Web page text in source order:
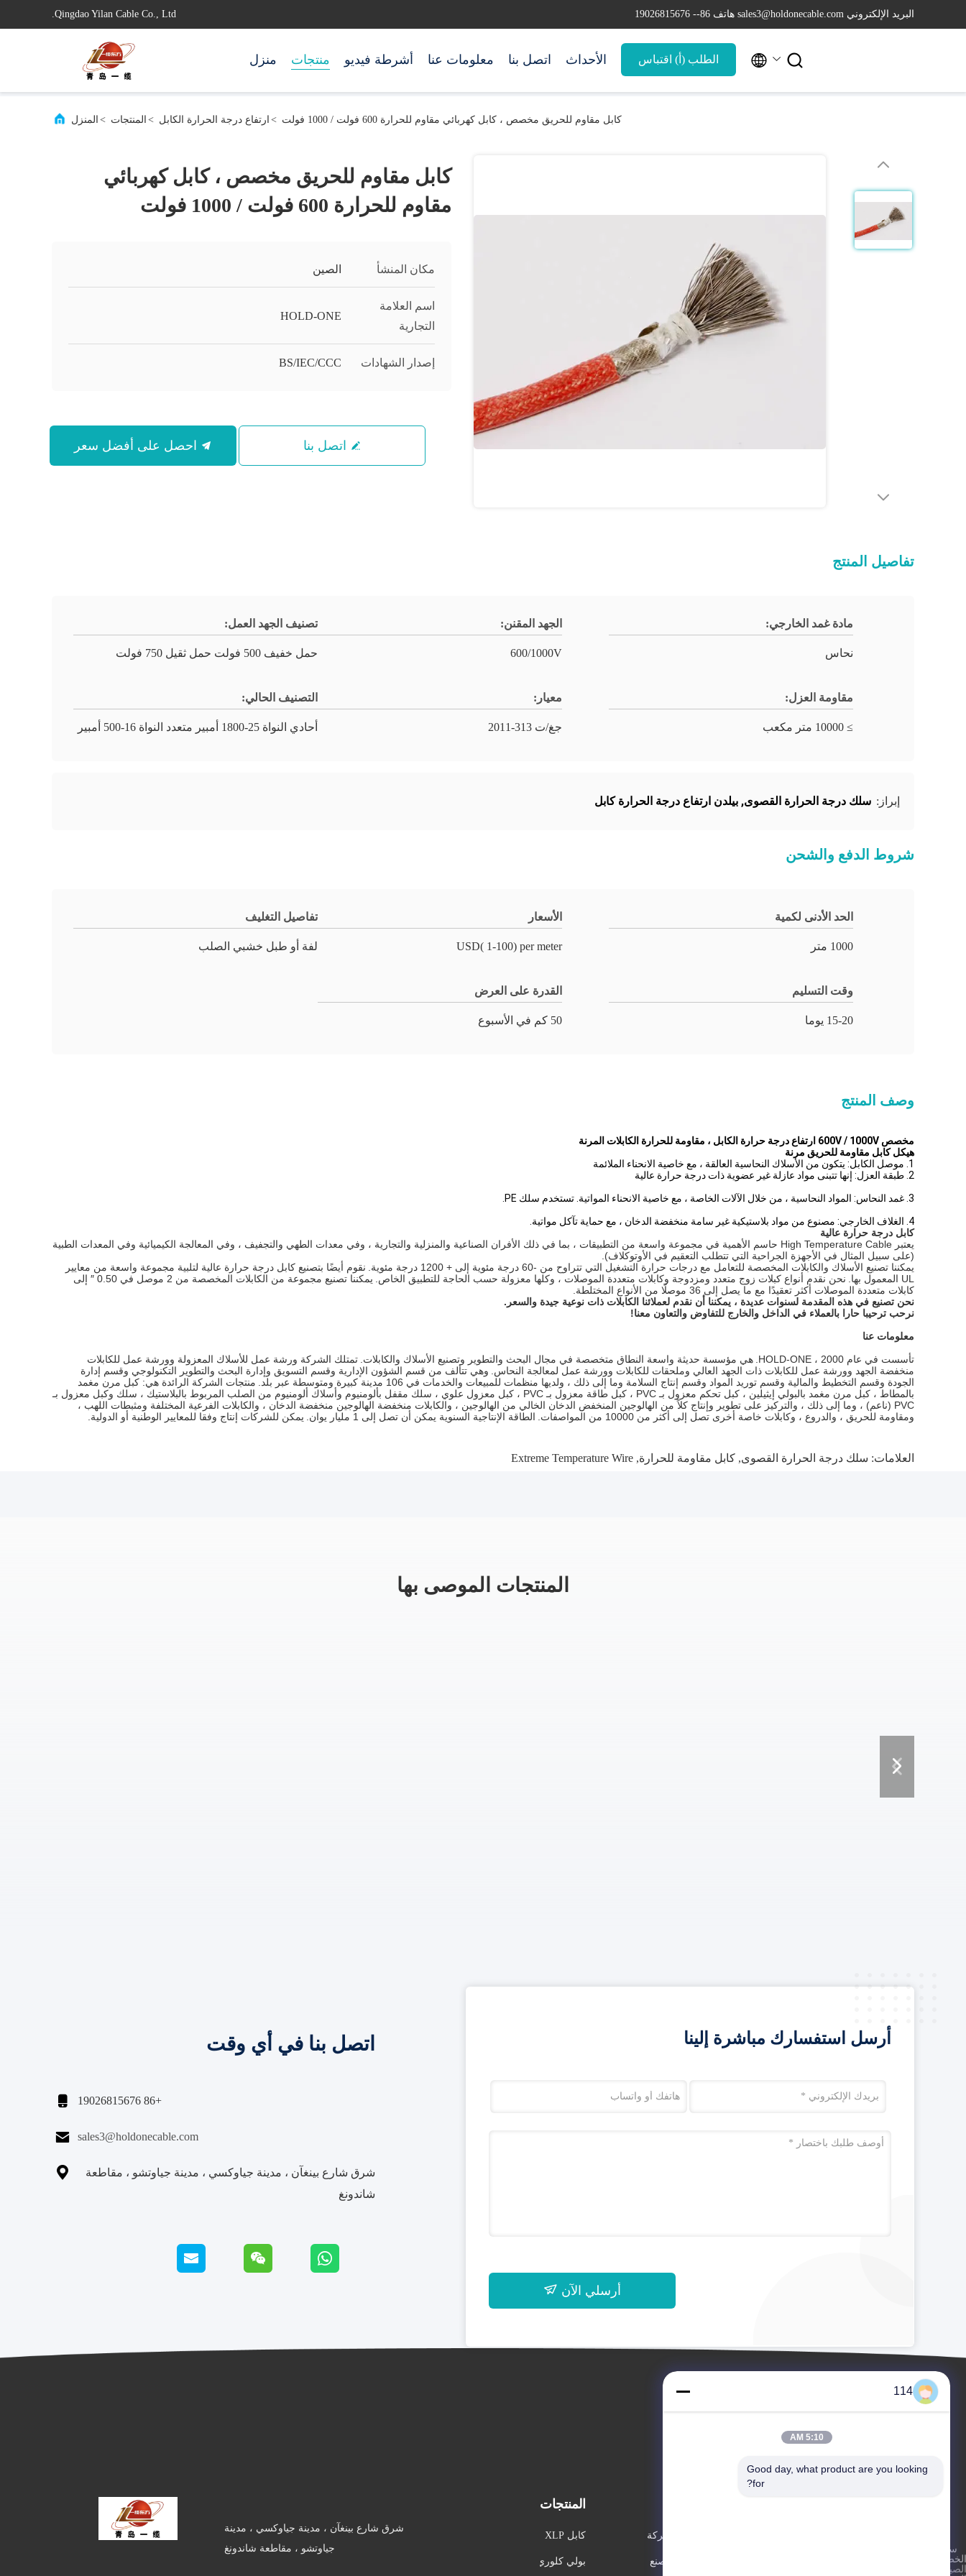
Qingdao Yilan Cable Co., Ltd. البريد الإلكتروني sales3@holdonecable.com هاتف 86-- 19026815676
منزل منتجات أشرطة فيديو معلومات عنا اتصل بنا الأحداث الطلب (أ) اقتباس  
المنزل > المنتجات > ارتفاع درجة الحرارة الكابل > كابل مقاوم للحريق مخصص ، كابل كهربائي مقاوم للحرارة 600 فولت / 1000 فولت
كابل مقاوم للحريق مخصص ، كابل كهربائي
مقاوم للحرارة 600 فولت / 1000 فولت
مكان المنشأ الصين
اسم العلامة
التجارية
HOLD-ONE
إصدار الشهادات BS/IEC/CCC
اتصل بنا
تفاصيل المنتج
مادة غمد الخارجي:
نحاس
الجهد المقنن:
600/1000V
تصنيف الجهد العمل:
حمل خفيف 500 فولت حمل ثقيل 750 فولت
مقاومة العزل:
≥ 10000 متر مكعب
معيار:
جغ/ت 313-2011
التصنيف الحالي:
أحادي النواة 25-1800 أمبير متعدد النواة 16-500 أمبير
إبراز: سلك درجة الحرارة القصوى, بيلدن ارتفاع درجة الحرارة كابل
شروط الدفع والشحن
الحد الأدنى لكمية
1000 متر
الأسعار
USD( 1-100) per meter
تفاصيل التغليف
لفة أو طبل خشبي الصلب
وقت التسليم
15-20 يوما
القدرة على العرض
50 كم في الأسبوع
وصف المنتج
مخصص 600V / 1000V ارتفاع درجة حرارة الكابل ، مقاومة للحرارة الكابلات المرنة
هيكل كابل مقاومة للحريق مرنة
1. موصل الكابل: يتكون من الأسلاك النحاسية العالقة ، مع خاصية الانحناء الملائمة
2. طبقة العزل: إنها تتبنى مواد عازلة غير عضوية ذات درجة حرارة عالية
3. غمد النحاس: المواد النحاسية ، من خلال الآلات الخاصة ، مع خاصية الانحناء المواتية. تستخدم سلك PE.
4. الغلاف الخارجي: مصنوع من مواد بلاستيكية غير سامة منخفضة الدخان ، مع حماية تآكل مواتية.
كابل درجة حرارة عالية
يعتبر High Temperature Cable حاسم الأهمية في مجموعة واسعة من التطبيقات ، بما في ذلك الأفران الصناعية والمنزلية والتجارية ، وفي معدات الطهي والتجفيف ، وفي المعالجة الكيميائية وفي المعدات الطبية
(على سبيل المثال في الأجهزة الجراحية التي تتطلب التعقيم في الأوتوكلاف).
يمكننا تصنيع الأسلاك والكابلات المخصصة للتعامل مع درجات حرارة التشغيل التي تتراوح من -60 درجة مئوية إلى + 1200 درجة مئوية.
نقوم أيضًا بتصنيع كابل درجة حرارة عالية لتلبية مجموعة واسعة من معايير
UL المعمول بها.
نحن نقدم أنواع كبلات زوج متعدد ومزدوجة وكابلات متعددة الموصلات ، وكلها معزولة حسب الحاجة للتطبيق الخاص.
يمكننا تصنيع مجموعة من الكابلات المخصصة من 2 موصل في 0.50 ″ إلى
كابلات متعددة الموصلات أكثر تعقيدًا مع ما يصل إلى 36 موصلًا من الأنواع المختلطة.
نحن تصنيع في هذه المقدمة لسنوات عديدة ، يمكننا أن نقدم لعملائنا الكابلات ذات نوعية جيدة والسعر.
نرحب ترحيبا حارا بالعملاء في الداخل والخارج للتفاوض والتعاون معنا!
معلومات عنا
تأسست في عام 2000 ، HOLD-ONE.
هي مؤسسة حديثة واسعة النطاق متخصصة في مجال البحث والتطوير وتصنيع الأسلاك والكابلات. تمتلك الشركة ورشة عمل للأسلاك المعزولة وورشة عمل للكابلات
منخفضة الجهد وورشة عمل للكابلات ذات الجهد العالي وملحقات للكابلات وورشة عمل لمعالجة النحاس. وهي تتألف من قسم الشؤون الإدارية وقسم التسويق وإدارة البحث والتطوير التكنولوجي وقسم إدارة
الجودة وقسم التخطيط والمالية وقسم توريد المواد وقسم إنتاج السلامة وما إلى ذلك ، ولديها منظمات للمبيعات والخدمات في 106 مدينة كبيرة ومتوسطة عبر بلد.
منتجات الشركة الرائدة هي: كبل مرن مغمد
بالمطاط ، كبل مرن مغمد بالبولي إيثيلين ، كبل تحكم معزول بـ PVC ، كبل طاقة معزول بـ PVC ، كبل معزول علوي ، سلك مقفل بألومنيوم وأسلاك ألومنيوم من الصلب المربوط بالبلاستيك ، سلك وكبل معزول بـ
PVC (ناعم) ، وما إلى ذلك ، والتركيز على تطوير وإنتاج كلاً من الهالوجين المنخفض الدخان الخالي من الهالوجين ، والكابلات منخفضة الهالوجين منخفضة الدخان ، والكابلات الفرعية المختلفة ومثبطات اللهب ،
ومقاومة للحريق ، والدروع ، وكابلات خاصة أخرى تصل إلى أكثر من 10000 من المواصفات.
الطاقة الإنتاجية السنوية يمكن أن تصل إلى 1 مليار يوان. يمكن للشركات إنتاج وفقا للمعايير الوطنية أو الدولية.
العلامات: سلك درجة الحرارة القصوى, كابل مقاومة للحرارة,
Extreme Temperature Wire
المنتجات الموصى بها
اتصل بنا في أي وقت
 +86 19026815676
 sales3@holdonecable.com

شرق شارع بينغآن ، مدينة جياوكسي ، مدينة جياوتشو ، مقاطعة
شاندونغ
أرسل استفسارك مباشرة إلينا
أرسلي الآن
شرق شارع بينغآن ، مدينة جياوكسي ، مدينة
جياوتشو ، مقاطعة شاندونغ
المنتجات
كابل XLP
بولي كلوري
ملف الشركة
جولة المصنع
سياسة
الخصوصية
الصين جيدة
114
5:10 AM
Good day, what product are you looking
for?